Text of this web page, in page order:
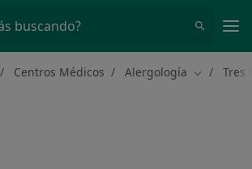
buscando?
Centros Médicos Alergología Cambiar
Tres